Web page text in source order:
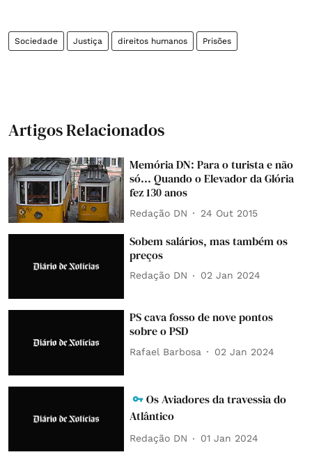
Sociedade Justiça direitos humanos Prisões
Artigos Relacionados
Memória DN: Para o turista e não
só... Quando o Elevador da Glória
fez 130 anos
Redação DN 24 Out 2015
Sobem salários, mas também os
preços
Redação DN 02 Jan 2024
PS cava fosso de nove pontos
sobre o PSD
Rafael Barbosa 02 Jan 2024
Os Aviadores da travessia do
Atlântico
Redação DN 01 Jan 2024